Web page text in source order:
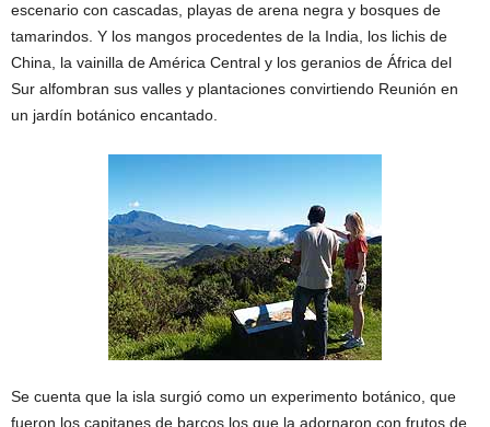
escenario con cascadas, playas de arena negra y bosques de
tamarindos. Y los mangos procedentes de la India, los lichis de
China, la vainilla de América Central y los geranios de África del
Sur alfombran sus valles y plantaciones convirtiendo Reunión en
un jardín botánico encantado.
Se cuenta que la isla surgió como un experimento botánico, que
fueron los capitanes de barcos los que la adornaron con frutos de